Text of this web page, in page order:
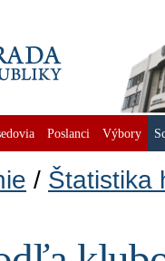
Poslanci Výbory
Štatistika